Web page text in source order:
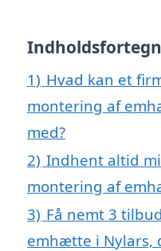
1) Hvad kan et
montering af
med?
2) Indhent altid
montering af
3) Få nemt 3
emhætte i Nylars,